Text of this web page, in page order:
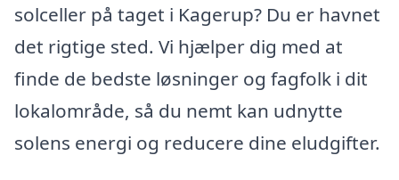
solceller på taget i Kagerup? Du er havnet
det rigtige sted. Vi hjælper dig med at
finde de bedste løsninger og fagfolk i dit
lokalområde, så du nemt kan udnytte
solens energi og reducere dine eludgifter.